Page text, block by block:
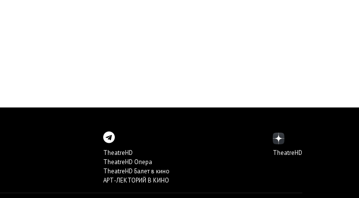
TheatreHD
TheatreHD Опера
TheatreHD Балет в кино
АРТ-ЛЕКТОРИЙ В КИНО
TheatreHD